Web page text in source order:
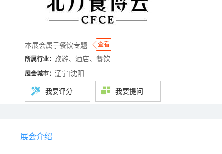
本展会属于餐饮专题 ◆
◆查看
所属行业： 旅游、酒店、餐饮
展会城市： 辽宁|沈阳
我要评分 我要提问
展会介绍